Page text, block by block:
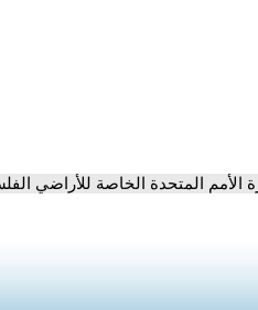
المتحدة الخاصة للأراضي